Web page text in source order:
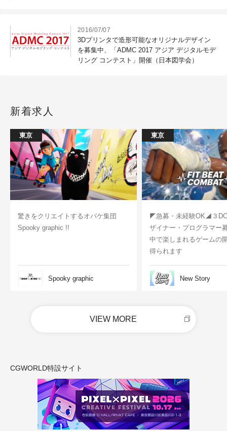
2016/07/07
3Dプリンタで造形可能なオリジナルデザイン
を募集中、「ADMC 2017 アジア デジタルモデ
リング コンテスト」開催（日本図学会）
新着求人
東京
驚きをクリエイトするオバケ集団
Spooky graphic !!
Spooky graphic
東京
◤急募・未経験OK◢３
ザイナー・プログラマー
中で楽しまれるゲームの
得られます
New Story
VIEW MORE
CGWORLD特設サイト